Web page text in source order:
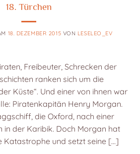
18. Türchen
18. DEZEMBER 2015 VON LESELEO_EV
Freibeuter, Schrecken der
ranken sich um die
Küste“. Und einer von ihnen war
Piratenkapitän Henry Morgan.
die Oxford, nach einer
in der Karibik. Doch Morgan hat
Katastrophe und setzt seine […]